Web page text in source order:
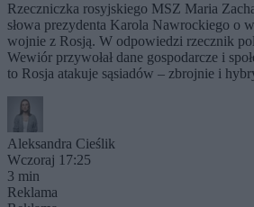
Rzeczniczka rosyjskiego MSZ Maria
słowa prezydenta Karola Nawrockiego o
wojnie z Rosją. W odpowiedzi rzecznik
Wewiór przywołał dane gospodarcze i
to Rosja atakuje sąsiadów – zbrojnie i
Aleksandra Cieślik
Wczoraj 17:25
3 min
Reklama